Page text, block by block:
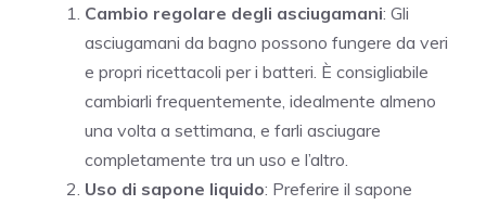
Cambio regolare degli asciugamani: Gli
asciugamani da bagno possono fungere da veri
e propri ricettacoli per i batteri. È consigliabile
cambiarli frequentemente, idealmente almeno
una volta a settimana, e farli asciugare
completamente tra un uso e l’altro.
Uso di sapone liquido: Preferire il sapone